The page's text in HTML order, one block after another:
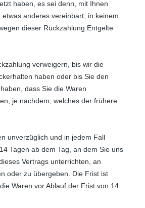
haben, es sei denn, mit Ihnen
anderes vereinbart; in keinem
dieser Rückzahlung Entgelte
verweigern, bis wir die
haben oder bis Sie den
dass Sie die Waren
je nachdem, welches der frühere
unverzüglich und in jedem Fall
Tagen ab dem Tag, an dem Sie uns
Vertrags unterrichten, an
oder zu übergeben. Die Frist ist
Waren vor Ablauf der Frist von 14